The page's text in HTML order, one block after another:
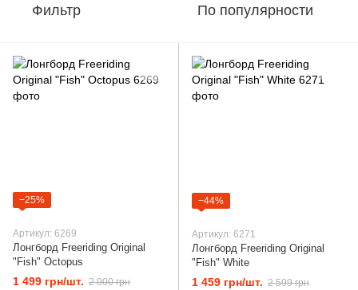
Фильтр По популярности
−25%
Артикул: 6269
Лонгборд Freeriding Original
"Fish" Octopus
1 499 грн/шт. 2 000 грн
−44%
Артикул: 6271
Лонгборд Freeriding Original
"Fish" White
1 459 грн/шт. 2 599 грн